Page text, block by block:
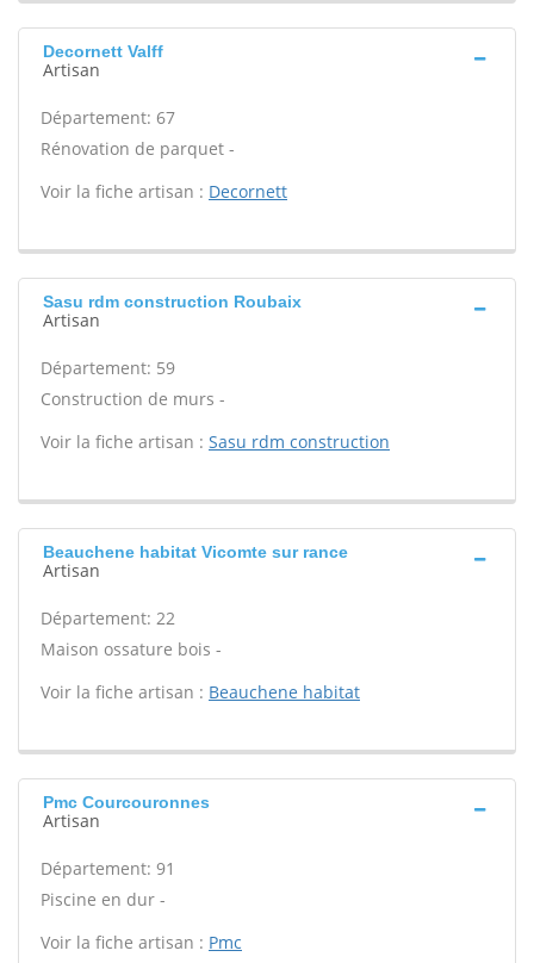
Decornett Valff
Artisan
Département: 67
Rénovation de parquet -
Voir la fiche artisan : Decornett
Sasu rdm construction Roubaix
Artisan
Département: 59
Construction de murs -
Voir la fiche artisan : Sasu rdm construction
Beauchene habitat Vicomte sur rance
Artisan
Département: 22
Maison ossature bois -
Voir la fiche artisan : Beauchene habitat
Pmc Courcouronnes
Artisan
Département: 91
Piscine en dur -
Voir la fiche artisan : Pmc